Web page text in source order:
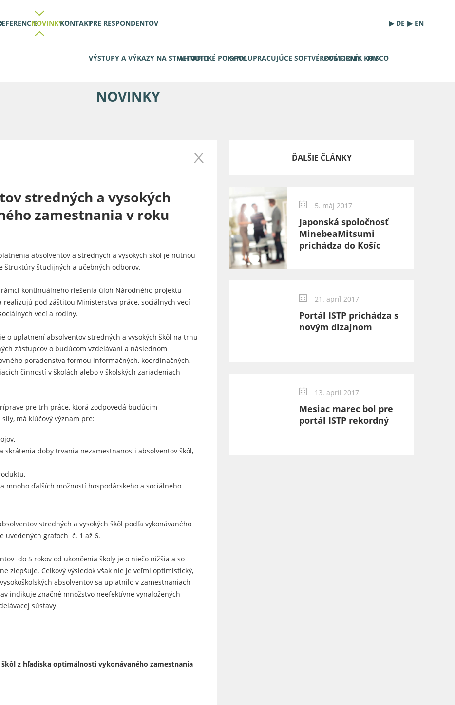
NOVINKYKONTAKTPRE RESPONDENTOV
VÝSTUPY A VÝKAZY NA STIAHNUTIEMETODICKÉ POKYNYSPOLUPRACUJÚCE SOFTVÉROVÉ FIRMY
POMOCNÍK KOVHISCO
▶ DE ▶ EN
NOVINKY
stredných a vysokých
zamestnania v roku
absolventov a stredných a vysokých škôl je nutnou
štruktúry študijných a učebných odborov.
kontinuálneho riešenia úloh Národného projektu
realizujú pod záštitou Ministerstva práce, sociálnych vecí
vecí a rodiny.
o uplatnení absolventov stredných a vysokých škôl na trhu
zástupcov o budúcom vzdelávaní a následnom
poradenstva formou informačných, koordinačných,
činností v školách alebo v školských zariadeniach
pre trh práce, ktorá zodpovedá budúcim
má kľúčový význam pre:
skrátenia doby trvania nezamestnanosti absolventov škôl,
mnoho ďalších možností hospodárskeho a sociálneho
stredných a vysokých škôl podľa vykonávaného
uvedených grafoch č. 1 až 6.
do 5 rokov od ukončenia školy je o niečo nižšia a so
zlepšuje. Celkový výsledok však nie je veľmi optimistický,
absolventov sa uplatnilo v zamestnaniach
indikuje značné množstvo neefektívne vynaložených
sústavy.
z hľadiska optimálnosti vykonávaného zamestnania
ĎALŠIE ČLÁNKY
Japonská spoločnosť
MinebeaMitsumi
prichádza do Košíc
5. máj 2017
Portál ISTP prichádza s
novým dizajnom
21. apríl 2017
Mesiac marec bol pre
portál ISTP rekordný
13. apríl 2017